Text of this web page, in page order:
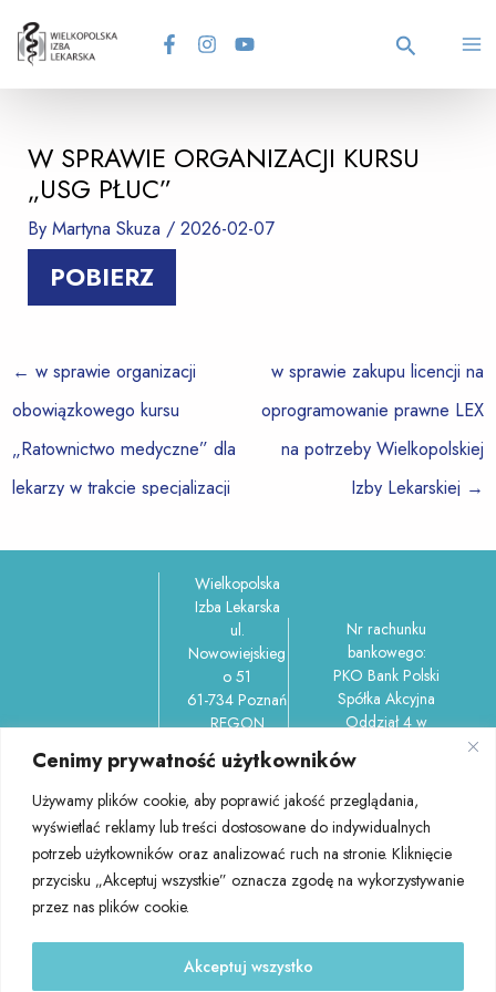
Cenimy prywatność użytkowników
Używamy plików cookie, aby poprawić jakość przeglądania,
wyświetlać reklamy lub treści dostosowane do indywidualnych
potrzeb użytkowników oraz analizować ruch na stronie. Kliknięcie
przycisku „Akceptuj wszystkie” oznacza zgodę na wykorzystywanie
przez nas plików cookie.
Akceptuj wszystko
content Search
W SPRAWIE ORGANIZACJI KURSU
„USG PŁUC”
ByMartyna Skuza /2026-02-07
POBIERZ
navigation
← w sprawie organizacji
obowiązkowego kursu
„Ratownictwo medyczne” dla
lekarzy w trakcie specjalizacji
w sprawie zakupu licencji na
oprogramowanie prawne LEX
na potrzeby Wielkopolskiej
Izby Lekarskiej →
Wielkopolska
Izba Lekarska
ul.
Nowowiejskieg
o 51
61-734 Poznań
REGON
006212737,
NIP
7781037302
tel.: 61 852
58 60
(centrala)
e-mail:
Nr rachunku
bankowego:
PKO Bank Polski
Spółka Akcyjna
Oddział 4 w
ul.Garbary 100/150-
156 61-757 Poznań
45 1020 4027
0000 1102 0404
3501